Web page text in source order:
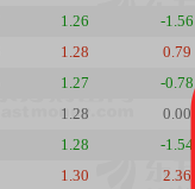
1.26 -1.56
1.28 0.79
1.27 -0.78
1.28 0.00
1.28 -1.54
1.30 2.36